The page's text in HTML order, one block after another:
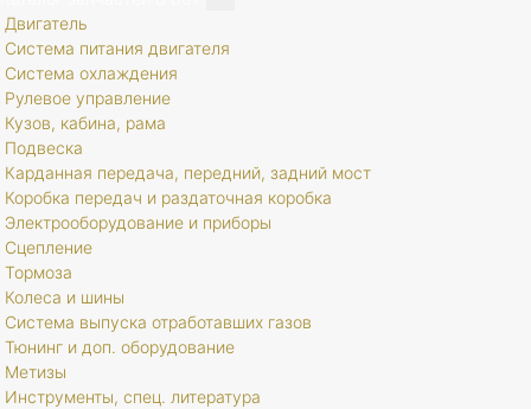
Двигатель
Система питания двигателя
Система охлаждения
Рулевое управление
Кузов, кабина, рама
Подвеска
Карданная передача, передний, задний мост
Коробка передач и раздаточная коробка
Электрооборудование и приборы
Сцепление
Тормоза
Колеса и шины
Система выпуска отработавших газов
Тюнинг и доп. оборудование
Метизы
Инструменты, спец. литература